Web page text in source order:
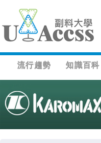
流行趨勢 知識百科